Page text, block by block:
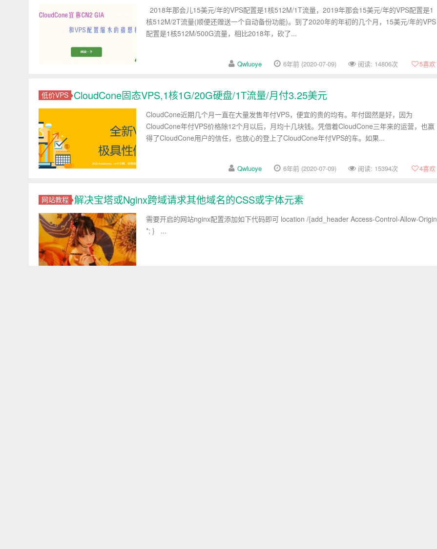
2018年那会儿15美元/年的VPS配置是1核512M/1T流量，2019年那会15美元/年的VPS配置是1
核512M/2T流量(顺便还赠送一个自动备份功能)。到了2020年的年初的几个月，15美元/年的VPS
配置是1核512M/500G流量，相比2018年，砍了...
Qwluoye 6年前 (2020-07-09) 阅读: 14806次 5喜欢
低价VPS CloudCone固态VPS,1核1G/20G硬盘/1T流量/月付3.25美元
CloudCone近期几个月一直在大量发售年付VPS，便宜的贵的均有。年付固然是好，因为
CloudCone年付VPS价格除12个月以后，月均十几块钱。凭借着CloudCone三年来的运营，也赢
得了CloudCone用户的信任，也放心的登上了CloudCone年付VPS的车。如果...
Qwluoye 6年前 (2020-07-09) 阅读: 15394次 4喜欢
网站教程 解决宝塔或Nginx跨域请求其他域名的CSS或字体元素
需要开启的网站nginx配置添加如下代码即可 location /{add_header Access-Control-Allow-Origin
*; } ...